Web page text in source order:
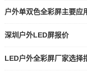
户外单双色全彩屏主要应
深圳户外LED屏报价
LED户外全彩屏厂家选择